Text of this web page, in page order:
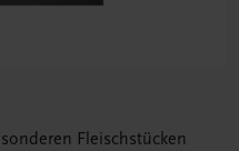
Fleischstücken